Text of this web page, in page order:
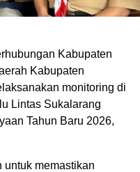
Kabupaten
Kabupaten
monitoring di
Lintas Sukalarang
Tahun Baru 2026,
untuk memastikan